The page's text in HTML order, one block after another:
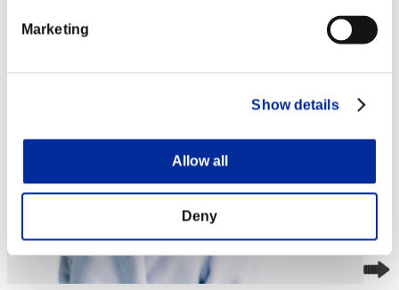
Marketing
Show details
Allow all
Deny